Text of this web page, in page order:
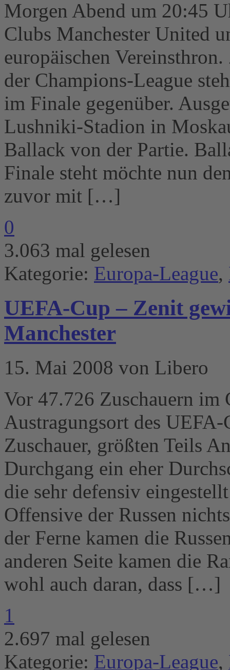
Morgen Abend um 20:45
Clubs Manchester United
europäischen
der Champions-League
im Finale gegenüber.
Lushniki-Stadion in
Ballack von der Partie.
Finale steht möchte nun
zuvor mit […]
0
3.063 mal gelesen
Kategorie: Europa-League,
UEFA-Cup – Zenit
Manchester
15. Mai 2008 von Libero
Vor 47.726 Zuschauern im
Austragungsort des
Zuschauer, größten Teils
Durchgang ein eher
die sehr defensiv
Offensive der Russen
der Ferne kamen die
anderen Seite kamen die
wohl auch daran, dass […]
1
2.697 mal gelesen
Kategorie: Europa-League,